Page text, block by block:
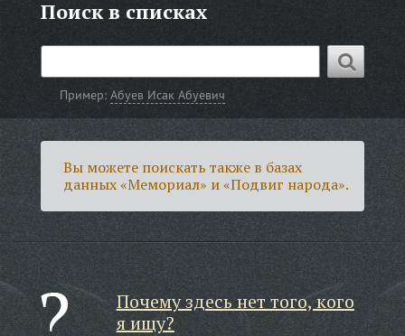
Поиск в списках
Пример:Абуев Исак Абуевич
Вы можете поискать также в базах
данных «Мемориал» и «Подвиг народа».
Почему здесь нет того, кого
я ищу?